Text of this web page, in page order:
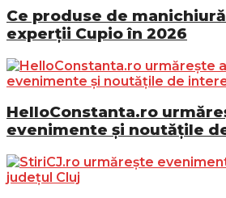
Ce produse de
experții Cupio în 2026
HelloConstanta.ro
evenimente și noutățile